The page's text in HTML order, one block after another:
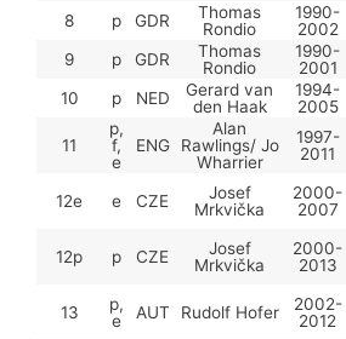
8 p GDR
Thomas
Rondio
1990-
2002
9
p GDR
Thomas
Rondio
1990-
2001
10
p NED
Gerard van
den Haak
1994-
2005
11
p,
f,
e
ENG
Alan
Rawlings/ Jo
Wharrier
1997-
2011
12e e CZE
Josef
Mrkvička
2000-
2007
12p p CZE
Josef
Mrkvička
2000-
2013
13
p,
e
AUT Rudolf Hofer
2002-
2012